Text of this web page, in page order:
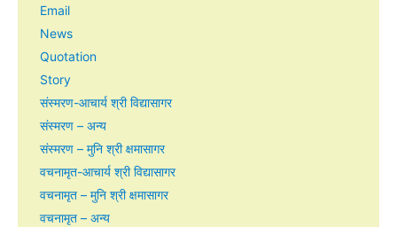
Email
News
Quotation
Story
संस्मरण-आचार्य श्री विद्यासागर
संस्मरण – अन्य
संस्मरण – मुनि श्री क्षमासागर
वचनामृत-आचार्य श्री विद्यासागर
वचनामृत – मुनि श्री क्षमासागर
वचनामृत – अन्य